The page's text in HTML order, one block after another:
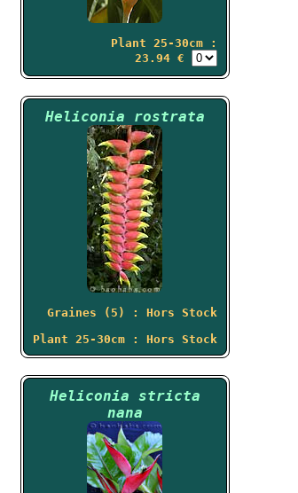
Plant 25-30cm :
23.94 €
Heliconia rostrata
Graines (5) : Hors Stock
Plant 25-30cm : Hors Stock
Heliconia stricta
nana